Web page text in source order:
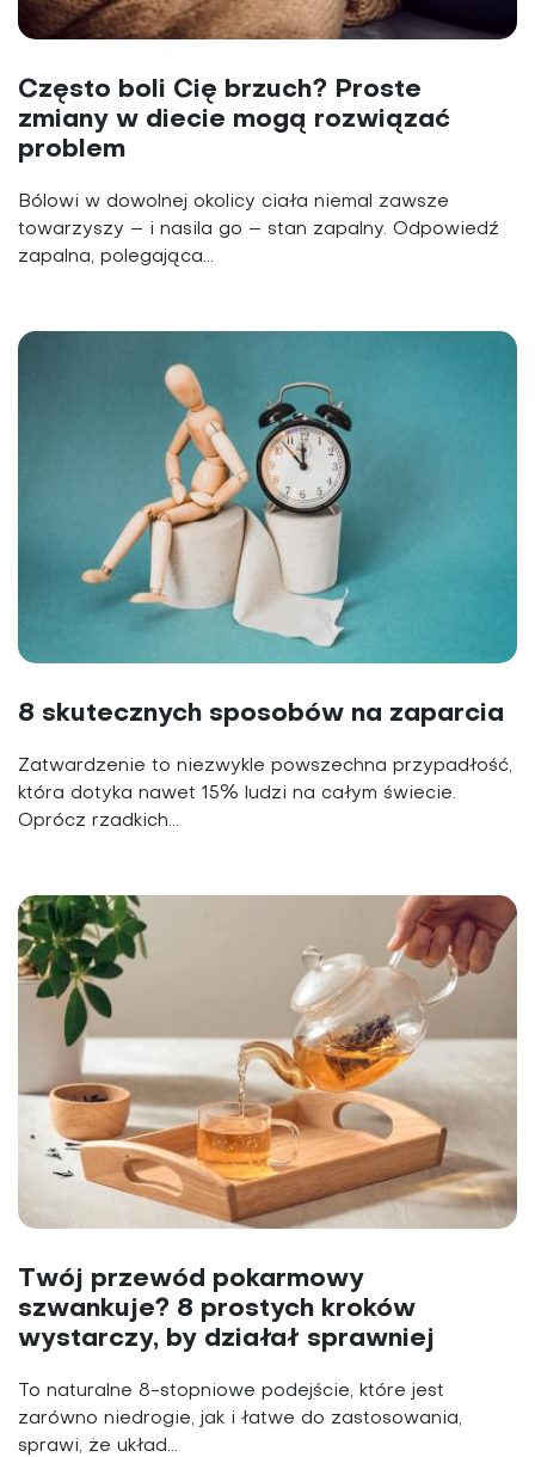
Często boli Cię brzuch? Proste
zmiany w diecie mogą rozwiązać
problem
Bólowi w dowolnej okolicy ciała niemal zawsze
towarzyszy – i nasila go – stan zapalny. Odpowiedź
zapalna, polegająca...
8 skutecznych sposobów na zaparcia
Zatwardzenie to niezwykle po­wszechna przypadłość,
która dotyka nawet 15% ludzi na ca­łym świecie.
Oprócz rzadkich...
Twój przewód pokarmowy
szwankuje? 8 prostych kroków
wystarczy, by działał sprawniej
To naturalne 8-stopniowe podejście, które jest
zarówno nie­drogie, jak i łatwe do zastosowania,
sprawi, że układ...